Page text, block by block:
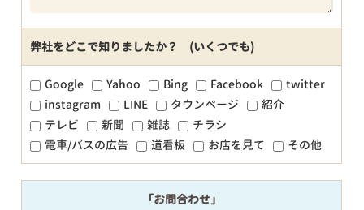
弊社をどこで知りましたか？ (いくつでも)
Google Yahoo Bing Facebook
twitter
instagram
LINE タウンページ
紹介
テレビ
新聞 雑誌
チラシ
電車/バスの広告
道看板 お店を見て その他
「お問合わせ」